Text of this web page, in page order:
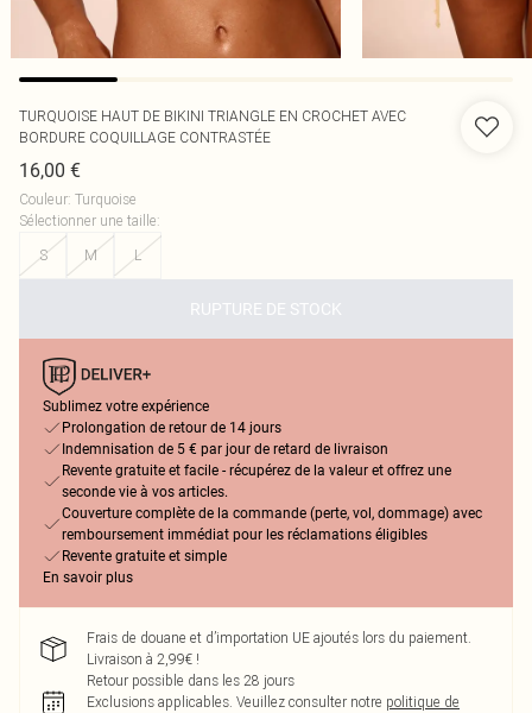
TURQUOISE HAUT DE BIKINI TRIANGLE EN CROCHET AVEC
BORDURE COQUILLAGE CONTRASTÉE
16,00 €
Couleur: Turquoise
Sélectionner une taille:
S
M L
RUPTURE DE STOCK
Sublimez votre expérience
Prolongation de retour de 14 jours
Indemnisation de 5 € par jour de retard de livraison
Revente gratuite et facile - récupérez de la valeur et offrez une
seconde vie à vos articles.
Couverture complète de la commande (perte, vol, dommage) avec
remboursement immédiat pour les réclamations éligibles
Revente gratuite et simple
En savoir plus
Frais de douane et d’importation UE ajoutés lors du paiement.
Livraison à 2,99€ !
Retour possible dans les 28 jours
Exclusions applicables. Veuillez consulter notre politique de